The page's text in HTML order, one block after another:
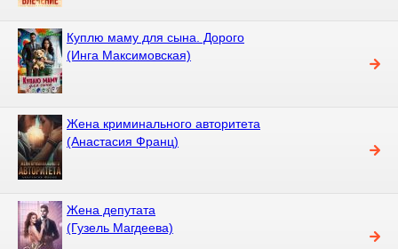
Куплю маму для сына. Дорого
(Инга Максимовская)
Жена криминального авторитета
(Анастасия Франц)
Жена депутата
(Гузель Магдеева)